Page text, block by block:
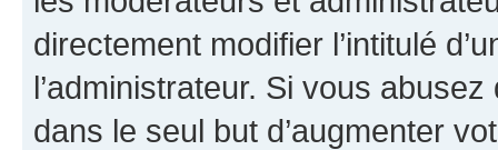
directement modifier l’intitulé
l’administrateur. Si vous
dans le seul but d’augmenter